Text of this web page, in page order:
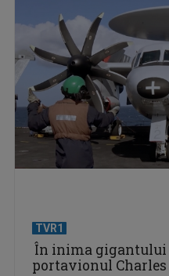
TVR1
În inima gigantului
portavionul Charles